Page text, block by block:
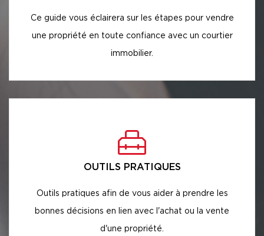
Ce guide vous éclairera sur les étapes pour vendre
une propriété en toute confiance avec un courtier
immobilier.
OUTILS PRATIQUES
Outils pratiques afin de vous aider à prendre les
bonnes décisions en lien avec l'achat ou la vente
d'une propriété.